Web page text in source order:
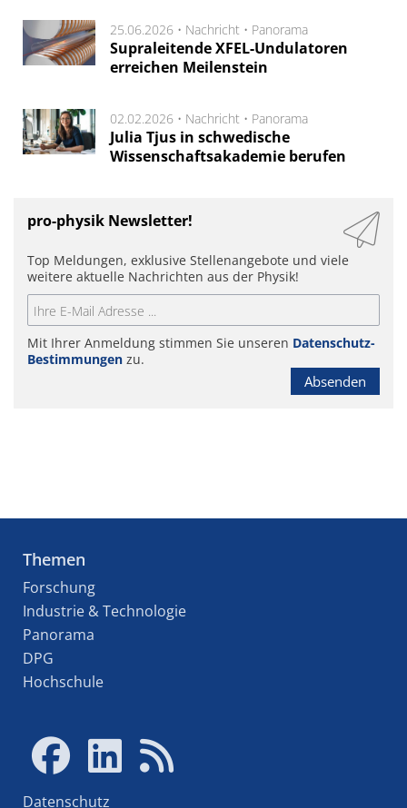
25.06.2026 • Nachricht • Panorama
Supraleitende XFEL-Undulatoren
erreichen Meilenstein
02.02.2026 • Nachricht • Panorama
Julia Tjus in schwedische
Wissenschaftsakademie berufen
pro-physik Newsletter!
Top Meldungen, exklusive Stellenangebote und viele
weitere aktuelle Nachrichten aus der Physik!
Mit Ihrer Anmeldung stimmen Sie unseren Datenschutz-
Bestimmungen zu.
Absenden
Themen
Forschung
Industrie & Technologie
Panorama
DPG
Hochschule
Datenschutz